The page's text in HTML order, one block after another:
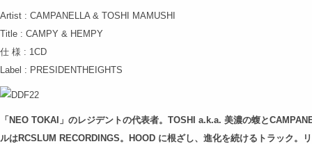
Artist : CAMPANELLA & TOSHI MAMUSHI
Title : CAMPY & HEMPY
仕 様 : 1CD
Label : PRESIDENTHEIGHTS
「NEO TOKAI」のレジデントの代表者。TOSHI a.k.a. 美濃の蝮と
ルはRCSLUM RECORDINGS。HOOD に根ざし、進化を続けるトラック。